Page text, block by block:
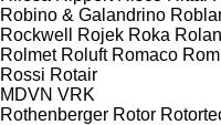
Robino & Galandrino
Rockwell
Rojek Roka
Rolmet Roluft Romaco
Rossi Rotair
MDVN VRK
Rothenberger Rotor